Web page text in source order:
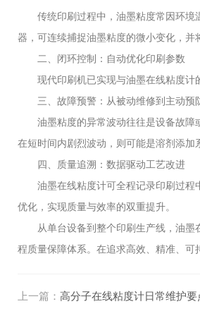
传统印刷过程中，油墨粘度常因环境温
器，可连续捕捉油墨粘度的微小变化，
二、闭环控制：自动优化印刷参数
现代印刷机已实现与油墨在线粘度计的
三、故障预警：从被动维修到主动预
油墨粘度的异常波动往往是设备故障或
在短时间内剧烈波动，则可能是溶剂添加
四、质量追溯：数据驱动工艺改进
油墨在线粘度计可全程记录印刷过程中
优化，实现质量与效率的双重提升。
从单台设备到整个印刷生产线，油墨在
程质量保障体系。在追求高效、精准、
上一篇： 高分子在线粘度计日常维护要